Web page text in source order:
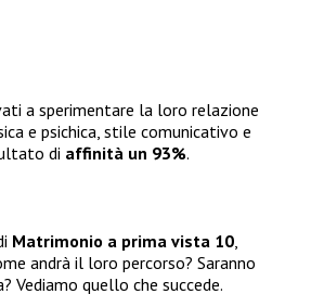
a sperimentare la loro relazione
e psichica, stile comunicativo e
di affinità un 93%.
Matrimonio a prima vista 10
andrà il loro percorso? Saranno
Vediamo quello che succede.